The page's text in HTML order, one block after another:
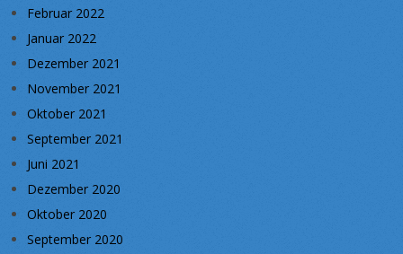
Februar 2022
Januar 2022
Dezember 2021
November 2021
Oktober 2021
September 2021
Juni 2021
Dezember 2020
Oktober 2020
September 2020